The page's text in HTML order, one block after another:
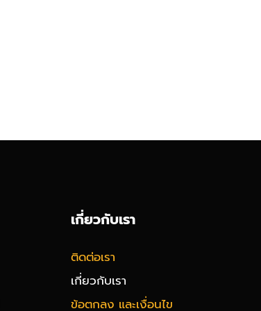
เกี่ยวกับเรา
ติดต่อเรา
เกี่ยวกับเรา
ข้อตกลง และเงื่อนไข